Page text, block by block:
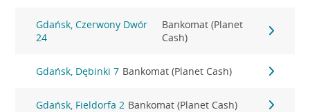
Gdańsk, Czerwony Dwór
24
Bankomat (Planet
Cash)
Gdańsk, Dębinki 7 Bankomat (Planet Cash)
Gdańsk, Fieldorfa 2 Bankomat (Planet Cash)